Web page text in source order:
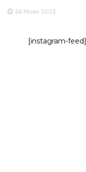
26 Nisan 2023
[instagram-feed]